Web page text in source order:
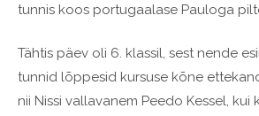
tunnis koos portugaalase Pauloga
Tähtis päev oli 6. klassil, sest nende
tunnid lõppesid kursuse kõne
nii Nissi vallavanem Peedo Kessel, kui